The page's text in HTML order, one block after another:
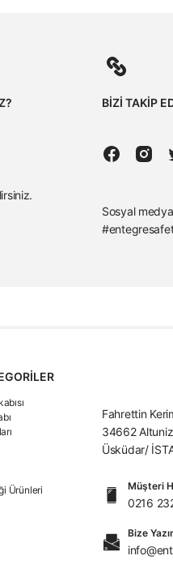
BİZİ TAKİP
Sosyal
Ürünleri
Fahrettin
34662
Üsküdar/
Müşteri
0216
Bize